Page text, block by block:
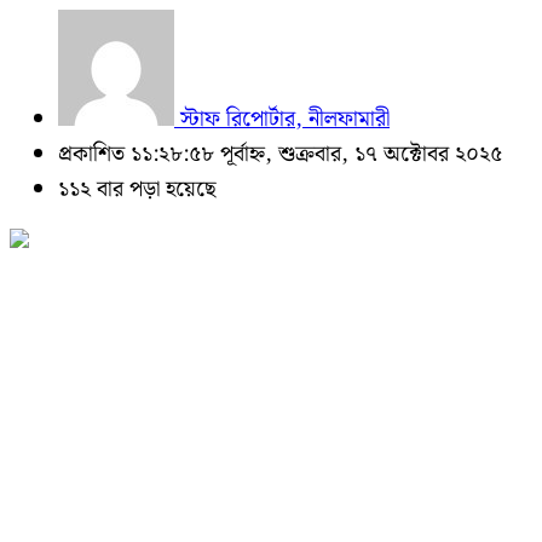
স্টাফ রিপোর্টার, নীলফামারী
প্রকাশিত ১১:২৮:৫৮ পূর্বাহ্ন, শুক্রবার, ১৭ অক্টোবর ২০২৫
১১২ বার পড়া হয়েছে